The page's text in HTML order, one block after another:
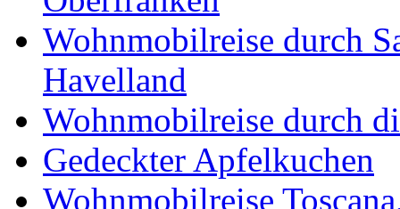
Wohnmobilreise durch
Havelland
Wohnmobilreise durch
Gedeckter Apfelkuchen
Wohnmobilreise